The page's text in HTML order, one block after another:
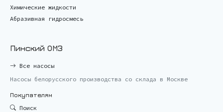
Химические жидкости
Абразивная гидросмесь
Пинский ОМЗ
Все насосы
Насосы белорусского производства со склада в Москве
Покупателям
Поиск